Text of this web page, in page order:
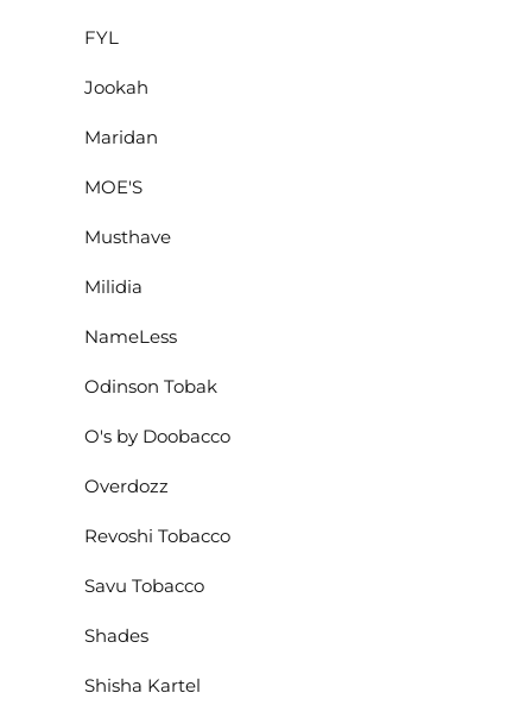
FYL
Jookah
Maridan
MOE'S
Musthave
Milidia
NameLess
Odinson Tobak
O's by Doobacco
Overdozz
Revoshi Tobacco
Savu Tobacco
Shades
Shisha Kartel